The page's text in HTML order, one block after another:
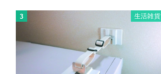
3 生活雑貨